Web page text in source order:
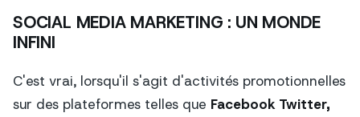
SOCIAL MEDIA MARKETING : UN MONDE
INFINI
C'est vrai, lorsqu'il s'agit d'activités promotionnelles
sur des plateformes telles que Facebook Twitter,